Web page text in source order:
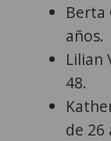
Berta
años.
Lilian
48.
de 26